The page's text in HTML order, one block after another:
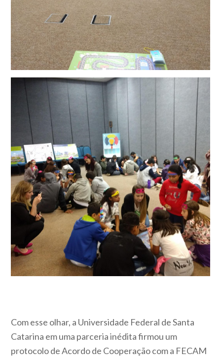
Com esse olhar, a Universidade Federal de Santa
Catarina em uma parceria inédita firmou um
protocolo de Acordo de Cooperação com a FECAM